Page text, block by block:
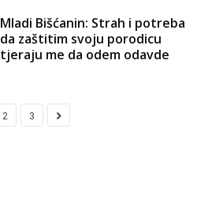
Mladi Bišćanin: Strah i potreba
da zaštitim svoju porodicu
tjeraju me da odem odavde
2 3